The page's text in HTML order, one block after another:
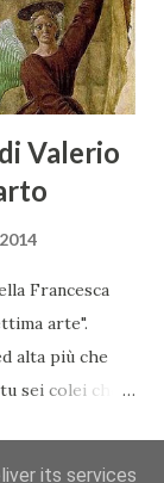
di vini e
Valerio
Francesca
arte".
alta più che
sei colei che
READ MORE »
its services